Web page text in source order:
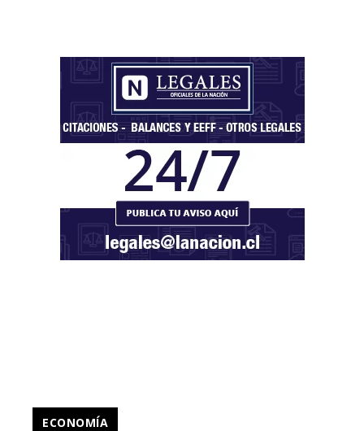
ECONOMÍA